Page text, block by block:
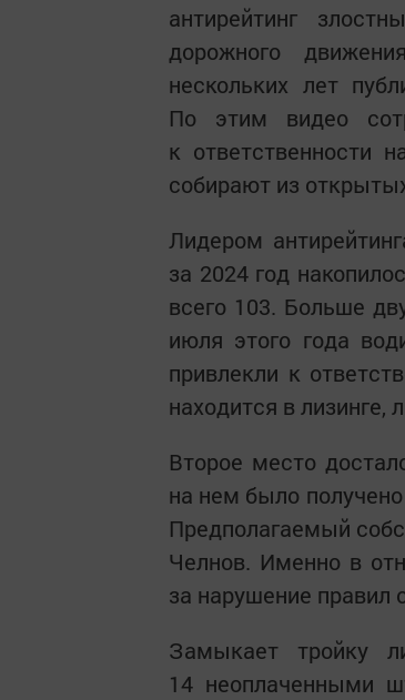
антирейтинг
дорожного
нескольких лет
По этим видео
к ответственности
собирают из
Лидером
за 2024 год
всего 103. Больше
июля этого года
привлекли к
находится в
Второе место
на нем было
Предполагаемый
Челнов. Именно в
за нарушение правил
Замыкает тройку
14 неоплаченными